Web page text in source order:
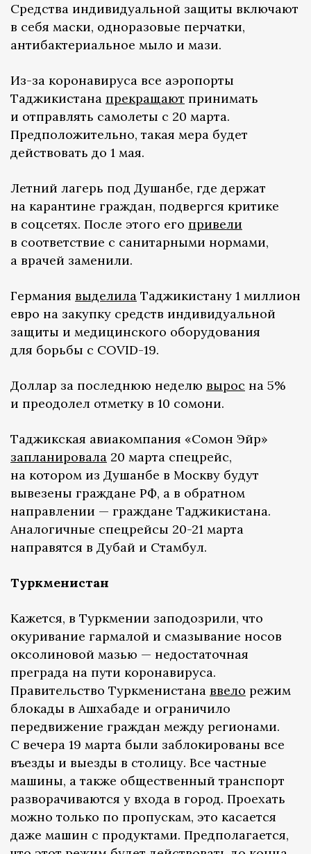
Средства индивидуальной защиты включают
в себя маски, одноразовые перчатки,
антибактериальное мыло и мази.
Из-за коронавируса все аэропорты
Таджикистана прекращают принимать
и отправлять самолеты с 20 марта.
Предположительно, такая мера будет
действовать до 1 мая.
Летний лагерь под Душанбе, где держат
на карантине граждан, подвергся критике
в соцсетях. После этого его привели
в соответствие с санитарными нормами,
а врачей заменили.
Германия выделила Таджикистану 1 миллион
евро на закупку средств индивидуальной
защиты и медицинского оборудования
для борьбы с COVID-19.
Доллар за последнюю неделю вырос на 5%
и преодолел отметку в 10 сомони.
Таджикская авиакомпания «Сомон Эйр»
запланировала 20 марта спецрейс,
на котором из Душанбе в Москву будут
вывезены граждане РФ, а в обратном
направлении — граждане Таджикистана.
Аналогичные спецрейсы 20-21 марта
направятся в Дубай и Стамбул.
Туркменистан
Кажется, в Туркмении заподозрили, что
окуривание гармалой и смазывание носов
оксолиновой мазью — недостаточная
преграда на пути коронавируса.
Правительство Туркменистана ввело режим
блокады в Ашхабаде и ограничило
передвижение граждан между регионами.
С вечера 19 марта были заблокированы все
въезды и выезды в столицу. Все частные
машины, а также общественный транспорт
разворачиваются у входа в город. Проехать
можно только по пропускам, это касается
даже машин с продуктами. Предполагается,